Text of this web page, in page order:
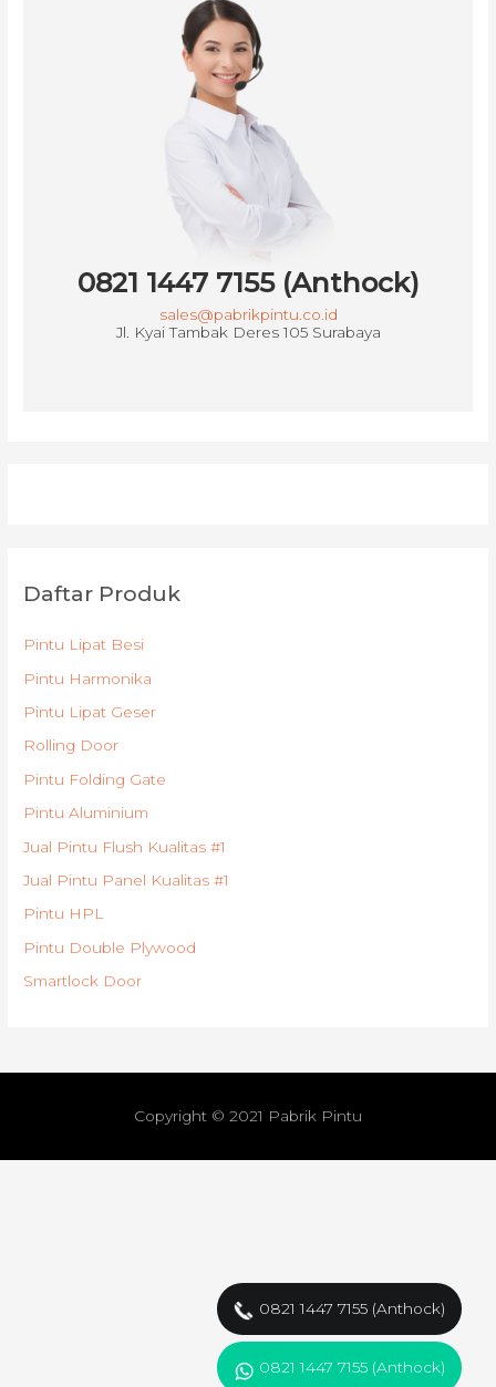
0821 1447 7155 (Anthock)
sales@pabrikpintu.co.id
Jl. Kyai Tambak Deres 105 Surabaya
0821 1447 7155 (Anthock)
0821 1447 7155 (Anthock)
Daftar Produk
Pintu Lipat Besi
Pintu Harmonika
Pintu Lipat Geser
Rolling Door
Pintu Folding Gate
Pintu Aluminium
Jual Pintu Flush Kualitas #1
Jual Pintu Panel Kualitas #1
Pintu HPL
Pintu Double Plywood
Smartlock Door
Copyright © 2021 Pabrik Pintu